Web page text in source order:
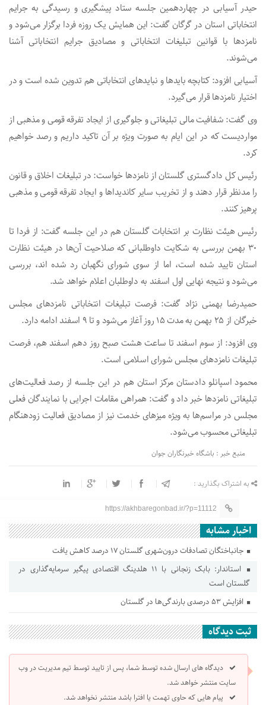
حیدر آسیابی در چهاردهمین جلسه ستاد پیشگیری و رسیدگی به جرایم
انتخاباتی استان در گرگان گفت: این همایش یک روزه فردا برگزار می‌شود و
نامزد‌ها با قوانین تبلیغات انتخاباتی و مصادیق جرایم انتخاباتی آشنا
می‌شوند.
آسیابی افزود: کتابچه باید‌ها و نباید‌های انتخاباتی هم تدوین شده است و در
اختیار نامزد‌ها قرار می‌گیرد.
وی گفت: شفافیت مالی تبلیغاتی و جلوگیری از ایجاد تفرقه قومی و مذهبی از
مواردیست که در این ایام به صورت ویژه بر آن تاکید داریم و رصد خواهیم
کرد.
رئیس کل دادگستری گلستان از نامزد‌ها خواست: در تبلیغات اخلاق و قانون
را مدنظر قرار دهند و از تخریب سایر کاندیدا‌ها و ایجاد تفرقه قومی و مذهبی
پرهیز کنند.
رئیس هیئت نظارت بر انتخابات گلستان هم در این جلسه گفت: از فردا تا
۳۰ بهمن بررسی به شکایت داوطلبانی که صلاحیت آن‌ها در هیئت نظارت
استان تایید شده است، اما از سوی شورای نگهبان رد شده اند، بررسی
می‌شود و نتیجه نهایی اول اسفند به داوطلبان اعلام خواهد شد.
حمیدرضا بهمنی نژاد گفت: فرصت تبلیغات انتخاباتی نامزد‌های مجلس
خبرگان از ۲۵ بهمن به مدت ۱۵ روز آغاز می‌شود و تا ۹ اسفند ادامه دارد.
وی افزود: از سوم اسفند تا ساعت هشت صبح روز دهم اسفند هم، فرصت
تبلیغات نامزد‌های مجلس شورای اسلامی است.
محمود اسپانلو دادستان مرکز استان هم در این جلسه از رصد فعالیت‌های
تبلیغاتی نامزد‌ها خبر داد و گفت: همراهی مقامات اجرایی با نمایندگان فعلی
مجلس در مراسم‌ها به ویژه میز‌های خدمت نیز از مصادیق فعالیت زودهنگام
تبلیغاتی محسوب می‌شود.
منبع خبر : باشگاه خبرنگاران جوان
به اشتراک بگذارید :
https://akhbaregonbad.ir/?p=11112
اخبار مشابه
جانباختگان تصادفات درون‌شهری گلستان ۱۷ درصد کاهش یافت
استاندار: بابک زنجانی با ۱۱ هلدینگ اقتصادی پیگیر سرمایه‌گذاری در
گلستان است
افزایش ۵۳ درصدی بارندگی‌ها در گلستان
ثبت دیدگاه
دیدگاه های ارسال شده توسط شما، پس از تایید توسط تیم مدیریت در وب
سایت منتشر خواهد شد.
پیام هایی که حاوی تهمت یا افترا باشد منتشر نخواهد شد.